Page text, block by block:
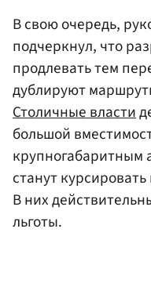
В свою очередь,
подчеркнул, что
продлевать тем
дублируют
Столичные власти
большой
крупногабаритным
станут
В них
льготы.